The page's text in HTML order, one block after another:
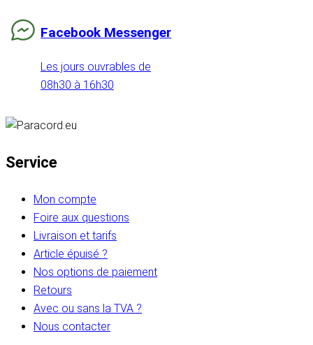
Facebook Messenger
Les jours ouvrables de
08h30 à 16h30
Service
Mon compte
Foire aux questions
Livraison et tarifs
Article épuisé ?
Nos options de paiement
Retours
Avec ou sans la TVA ?
Nous contacter